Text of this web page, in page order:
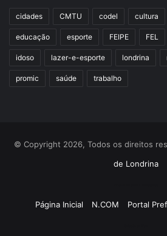
cidades CMTU codel cultura
educação esporte FEIPE FEL
idoso lazer-e-esporte londrina
promic saúde trabalho
© Copyright 2026, Todos os direitos
de Londrina
Página Inicial N.COM Portal